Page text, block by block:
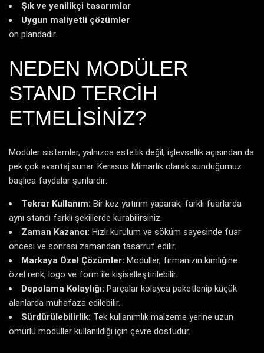
Şık ve yenilikçi tasarımlar
Uygun maliyetli çözümler
ön plandadır.
NEDEN MODÜLER
STAND TERCIH
ETMELISINIZ?
Modüler sistemler, yalnızca estetik değil, işlevsellik açısından da
pek çok avantaj sunar. Kerasus Mimarlık olarak sunduğumuz
başlıca faydalar şunlardır:
Tekrar Kullanım: Bir kez yatırım yaparak, farklı fuarlarda
aynı standı farklı şekillerde kurabilirsiniz.
Zaman Kazancı: Hızlı kurulum ve söküm sayesinde fuar
öncesi ve sonrası zamandan tasarruf edilir.
Markaya Özel Çözümler: Modüller, firmanızın kimliğine
özel renk, logo ve form ile kişiselleştirilebilir.
Depolama Kolaylığı: Parçalar kolayca paketlenip küçük
alanlarda muhafaza edilebilir.
Sürdürülebilirlik: Tek kullanımlık malzeme yerine uzun
ömürlü modüller kullanıldığı için çevre dostudur.